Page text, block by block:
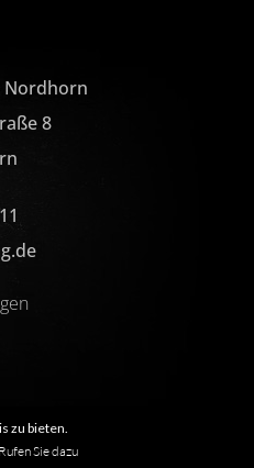
Nordhorn
8
zu bieten.
Sie dazu